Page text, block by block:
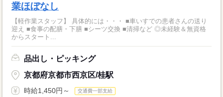
業ほぼなし
【軽作業スタッフ】 具体的には・・・ ■車いすでの患者さんの送り
迎え ■食事の配膳・下膳 ■シーツ交換 ■清掃など ◎未経験＆無資格
からスタート...
品出し・ピッキング
京都府京都市西京区/桂駅
時給1,450円～ 交通費一部支給